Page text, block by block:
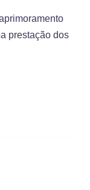
prestação dos